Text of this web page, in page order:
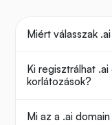
Miért válasszak
Ki regisztrálhat
korlátozások?
Mi az a .ai